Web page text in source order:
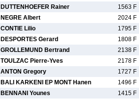
DUTTENHOEFER Rainer
1563 F
NEGRE Albert
2024 F
CONTIE Lilio
1795 F
DESPORTES Gerard
1808 F
GROLLEMUND Bertrand
2138 F
TOULZAC Pierre-Yves
2178 F
ANTON Gregory
1727 F
BALI KARKENI EP MONT Hanen
1496 F
BENNANI Younes
1415 F